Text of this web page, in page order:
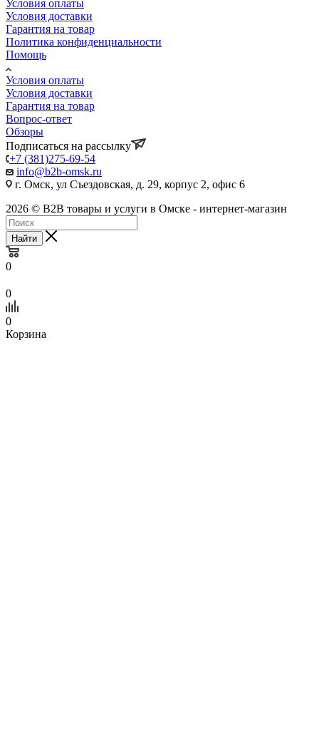
Условия оплаты
Условия доставки
Гарантия на товар
Политика конфиденциальности
Помощь
Условия оплаты
Условия доставки
Гарантия на товар
Вопрос-ответ
Обзоры
Подписаться на рассылку
+7 (381)275-69-54
info@b2b-omsk.ru
г. Омск, ул Съездовская, д. 29, корпус 2, офис 6
2026 © B2B товары и услуги в Омске - интернет-магазин
Найти
0
0
0
Корзина